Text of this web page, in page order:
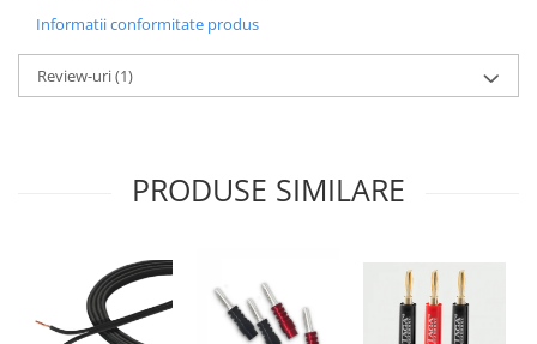
Informatii conformitate produs
Review-uri(1)
PRODUSE SIMILARE